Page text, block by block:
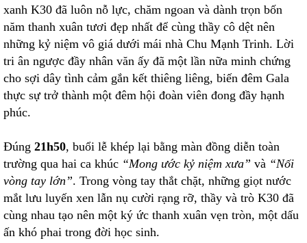
xanh K30 đã luôn nỗ lực, chăm ngoan và dành trọn bốn
năm thanh xuân tươi đẹp nhất để cùng thầy cô dệt nên
những kỷ niệm vô giá dưới mái nhà Chu Mạnh Trinh. Lời
tri ân ngược đầy nhân văn ấy đã một lần nữa minh chứng
cho sợi dây tình cảm gắn kết thiêng liêng, biến đêm Gala
thực sự trở thành một đêm hội đoàn viên đong đầy hạnh
phúc.
Đúng 21h50, buổi lễ khép lại bằng màn đồng diễn toàn
trường qua hai ca khúc “Mong ước kỷ niệm xưa” và “Nối
vòng tay lớn”. Trong vòng tay thắt chặt, những giọt nước
mắt lưu luyến xen lẫn nụ cười rạng rỡ, thầy và trò K30 đã
cùng nhau tạo nên một ký ức thanh xuân vẹn tròn, một dấu
ấn khó phai trong đời học sinh.